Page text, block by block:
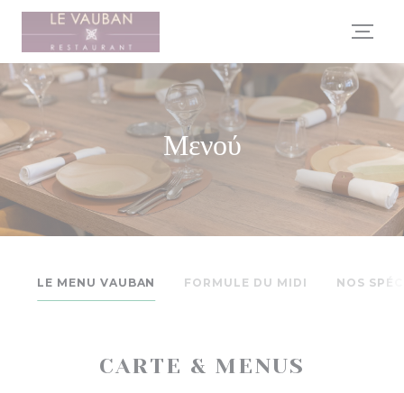
Πίνακας διαχείρισης "Μπισκότων" (Cookies)
Μενού
LE MENU VAUBAN FORMULE DU MIDI NOS
CARTE & MENUS